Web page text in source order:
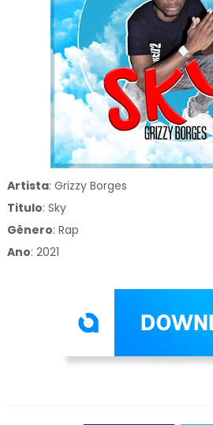
Artista: Grizzy Borges
Titulo: Sky
Gênero: Rap
Ano: 2021